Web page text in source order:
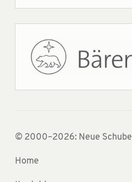
© 2000–2026: Neue
Home